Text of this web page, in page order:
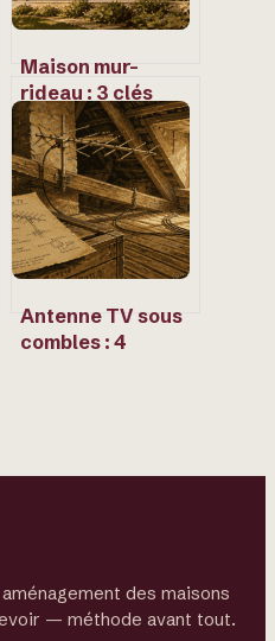
Maison mur-
rideau : 3 clés
pour allier
transparence
totale, confort
thermique et
design
architectural
Antenne TV sous
combles : 4
des maisons
— méthode avant tout.